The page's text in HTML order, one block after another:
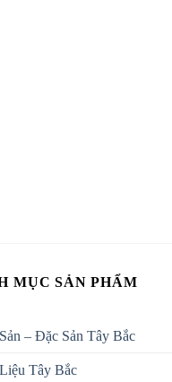
MỤC SẢN PHẨM
– Đặc Sản Tây Bắc
Tây Bắc